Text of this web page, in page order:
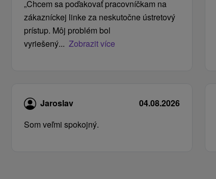
„Chcem sa poďakovať pracovníčkam na
zákazníckej linke za neskutočne ústretový
prístup. Môj problém bol
vyriešený... Zobrazit více
Jaroslav
04.08.2026
Som veľmi spokojný.